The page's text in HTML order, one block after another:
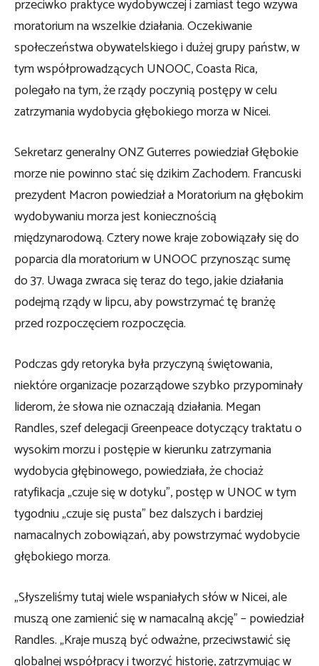
przeciwko praktyce wydobywczej i zamiast tego wzywa
moratorium na wszelkie działania. Oczekiwanie
społeczeństwa obywatelskiego i dużej grupy państw, w
tym współprowadzących UNOOC, Coasta Rica,
polegało na tym, że rządy poczynią postępy w celu
zatrzymania wydobycia głębokiego morza w Nicei.
Sekretarz generalny ONZ Guterres powiedziałGłębokie
morze nie powinno stać się dzikim Zachodem. Francuski
prezydent Macron powiedział aMoratorium na głębokim
wydobywaniu morza jest koniecznością
międzynarodową. Cztery nowe kraje zobowiązały się do
poparcia dla moratorium w UNOOCprzynosząc sumę
do 37. Uwaga zwraca się teraz do tego, jakie działania
podejmą rządy w lipcu, aby powstrzymać tę branżę
przed rozpoczęciem rozpoczęcia.
Podczas gdy retoryka była przyczyną świętowania,
niektóre organizacje pozarządowe szybko przypominały
liderom, że słowa nie oznaczają działania. Megan
Randles, szef delegacji Greenpeace dotyczący traktatu o
wysokim morzu i postępie w kierunku zatrzymania
wydobycia głębinowego, powiedziała, że ​​chociaż
ratyfikacja „czuje się w dotyku”, postęp w UNOC w tym
tygodniu „czuje się pusta” bez dalszych i bardziej
namacalnych zobowiązań, aby powstrzymać wydobycie
głębokiego morza.
„Słyszeliśmy tutaj wiele wspaniałych słów w Nicei, ale
muszą one zamienić się w namacalną akcję” – powiedział
Randles. „Kraje muszą być odważne, przeciwstawić się
globalnej współpracy i tworzyć historię, zatrzymując w